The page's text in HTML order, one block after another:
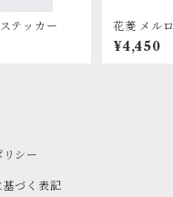
テッカー
花菱 メル
ーヴィニヨ
¥4,450
シー
づく表記